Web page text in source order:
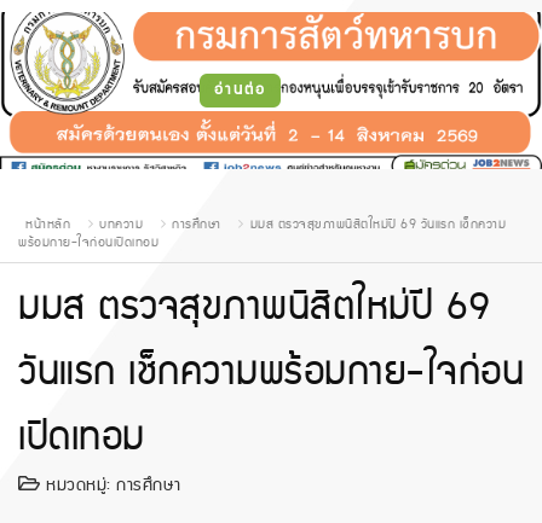
-
อ่านต่อ
หน้าหลัก บทความ การศึกษา
มมส ตรวจสุขภาพนิสิตใหม่ปี 69 วันแรก เช็กความ
พร้อมกาย-ใจก่อนเปิดเทอม
มมส ตรวจสุขภาพนิสิตใหม่ปี 69
วันแรก เช็กความพร้อมกาย-ใจก่อน
เปิดเทอม
หมวดหมู่: การศึกษา